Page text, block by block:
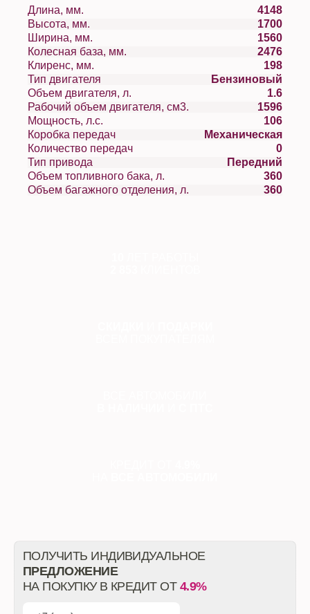
Длина, мм.
4148
Высота, мм.
1700
Ширина, мм.
1560
Колесная база, мм.
2476
Клиренс, мм.
198
Тип двигателя
Бензиновый
Объем двигателя, л.
1.6
Рабочий объем двигателя, см3.
1596
Мощность, л.с.
106
Коробка передач
Механическая
Количество передач
0
Тип привода
Передний
Объем топливного бака, л.
360
Объем багажного отделения, л.
360
ПОЛУЧИТЬ ИНДИВИДУАЛЬНОЕ
ПРЕДЛОЖЕНИЕ
НА ПОКУПКУ В КРЕДИТ ОТ 4.9%